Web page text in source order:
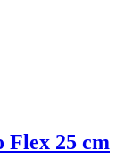
Flex 25 cm